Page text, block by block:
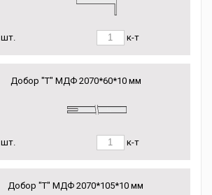
шт. к-т
Добор "Т" МДФ 2070*60*10 мм
шт. к-т
Добор "Т" МДФ 2070*105*10 мм